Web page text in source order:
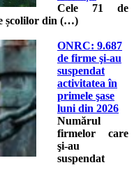
Cele 71 de
școlilor din (…)
ONRC: 9.687
de firme şi-au
suspendat
activitatea în
primele şase
luni din 2026
Numărul
firmelor care
şi-au
suspendat